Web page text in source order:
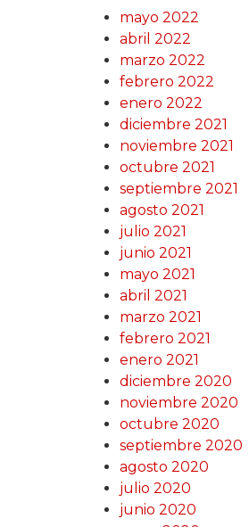
mayo 2022
abril 2022
marzo 2022
febrero 2022
enero 2022
diciembre 2021
noviembre 2021
octubre 2021
septiembre 2021
agosto 2021
julio 2021
junio 2021
mayo 2021
abril 2021
marzo 2021
febrero 2021
enero 2021
diciembre 2020
noviembre 2020
octubre 2020
septiembre 2020
agosto 2020
julio 2020
junio 2020